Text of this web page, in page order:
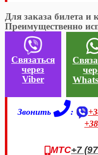
Для заказа билета и
Преимущественно
Связаться
через
Viber
Звонить :
МТС+7